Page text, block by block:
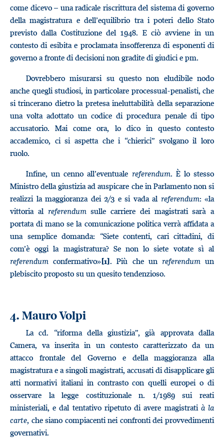
come dicevo – una radicale riscrittura del sistema di governo
della magistratura e dell’equilibrio tra i poteri dello Stato
previsto dalla Costituzione del 1948. E ciò avviene in un
contesto di esibita e proclamata insofferenza di esponenti di
governo a fronte di decisioni non gradite di giudici e pm.
Dovrebbero misurarsi su questo non eludibile nodo
anche quegli studiosi, in particolare processual-penalisti, che
si trincerano dietro la pretesa ineluttabilità della separazione
una volta adottato un codice di procedura penale di tipo
accusatorio. Mai come ora, lo dico in questo contesto
accademico, ci si aspetta che i “chierici” svolgano il loro
ruolo.
Infine, un cenno all’eventuale referendum. È lo stesso
Ministro della giustizia ad auspicare che in Parlamento non si
realizzi la maggioranza dei 2/3 e si vada al referendum: «la
vittoria al referendumsulle carriere dei magistrati sarà a
portata di mano se la comunicazione politica verrà affidata a
una semplice domanda: “Siete contenti, cari cittadini, di
com’è oggi la magistratura? Se non lo siete votate sì al
referendum confermativo»[1]. Più che un referendumun
plebiscito proposto su un quesito tendenzioso.
4. Mauro Volpi
La cd. “riforma della giustizia”, già approvata dalla
Camera, va inserita in un contesto caratterizzato da un
attacco frontale del Governo e della maggioranza alla
magistratura e a singoli magistrati, accusati di disapplicare gli
atti normativi italiani in contrasto con quelli europei o di
osservare la legge costituzionale n. 1/1989 sui reati
ministeriali, e dal tentativo ripetuto di avere magistrati à la
carte, che siano compiacenti nei confronti dei provvedimenti
governativi.